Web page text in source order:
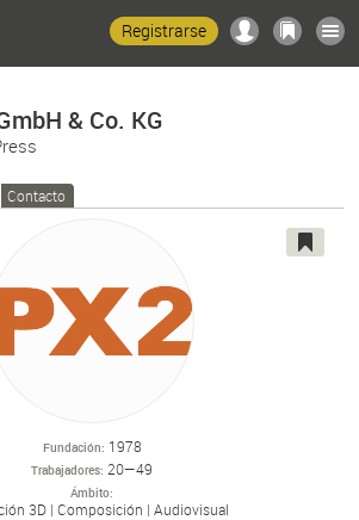
Registrarse
& Co. KG
Contacto
Fundación 1978
Trabajadores 20—49
Ámbito
3D Composición
Audiovisual